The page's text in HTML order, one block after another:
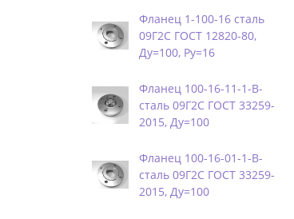
Фланец 1-100-16 сталь
09Г2С ГОСТ 12820-80,
Ду=100, Ру=16
Фланец 100-16-11-1-B-
сталь 09Г2С ГОСТ 33259-
2015, Ду=100
Фланец 100-16-01-1-B-
сталь 09Г2С ГОСТ 33259-
2015, Ду=100